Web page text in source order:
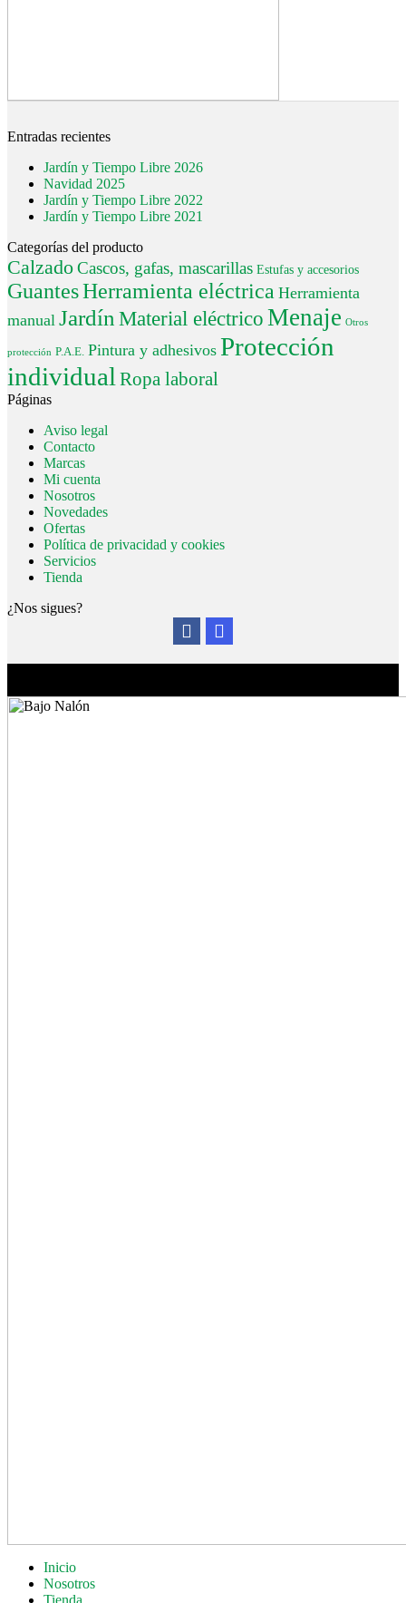
Entradas recientes
Jardín y Tiempo Libre 2026
Navidad 2025
Jardín y Tiempo Libre 2022
Jardín y Tiempo Libre 2021
Categorías del producto
CalzadoCascos, gafas, mascarillas Estufas y accesorios
GuantesHerramienta eléctrica Herramienta
manual Jardín Material eléctricoMenaje Otros
protección P.A.E. Pintura y adhesivos Protección
individual Ropa laboral
Páginas
Aviso legal
Contacto
Marcas
Mi cuenta
Nosotros
Novedades
Ofertas
Política de privacidad y cookies
Servicios
Tienda
¿Nos sigues?
Inicio
Nosotros
Tienda